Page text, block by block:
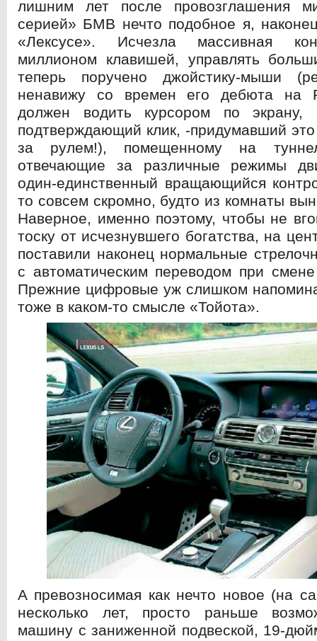
лишним лет после провозглашения
серией» БМВ нечто подобное я,
«Лексусе». Исчезла массивная
миллионом клавишей, управлять
теперь поручено джойстику-мыши
ненавижу со времен его дебюта на
должен водить курсором по экрану,
подтверждающий клик, -придумавший это
за рулем!), помещенному на
отвечающие за различные режимы
один-единственный вращающийся
то совсем скромно, будто из комнаты
Наверное, именно поэтому, чтобы не
тоску от исчезнувшего богатства, на
поставили наконец нормальные
с автоматическим переводом при
Прежние цифровые уж слишком
тоже в каком-то смысле «Тойота».
А превозносимая как нечто новое (на
несколько лет, просто раньше
машину с заниженной подвеской, 19-